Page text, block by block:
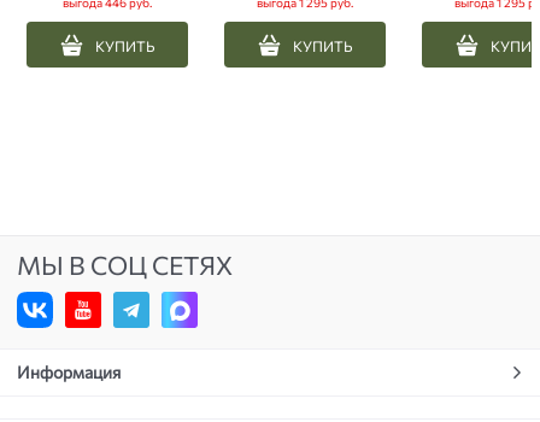
КУПИТЬ КУПИТЬ
МЫ В СОЦ СЕТЯХ
Информация